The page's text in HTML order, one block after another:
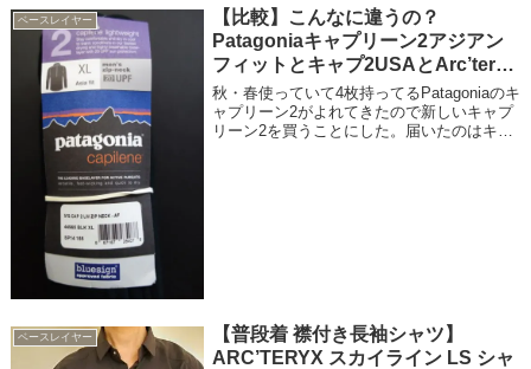
ベースレイヤー
【比較】こんなに違うの？
Patagoniaキャプリーン2アジアン
フィットとキャプ2USAとArc’teryx
Phase SL
秋・春使っていて4枚持ってるPatagoniaのキ
ャプリーン2がよれてきたので新しいキャプ
リーン2を買うことにした。届いたのはキャ
ベースレイヤー
【普段着 襟付き長袖シャツ】
ARC’TERYX スカイライン LS シャ